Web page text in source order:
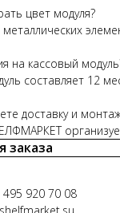
цвет модуля?
на кассовый
составляет 12
доставку и
заказа
495 920 70 08